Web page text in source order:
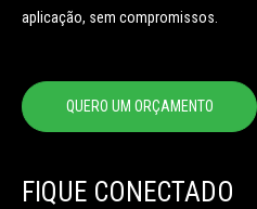
aplicação, sem compromissos.
QUERO UM ORÇAMENTO
FIQUE CONECTADO